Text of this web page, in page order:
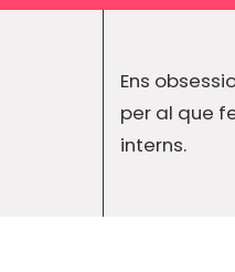
Ens
per al que
interns.